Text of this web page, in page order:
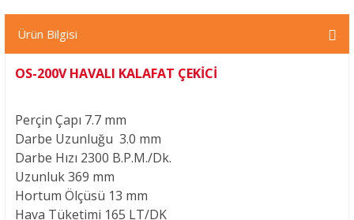
Ürün Bilgisi
OS-200V HAVALI KALAFAT ÇEKİCİ
Perçin Çapı 7.7 mm
Darbe Uzunluğu 3.0 mm
Darbe Hızı 2300 B.P.M./Dk.
Uzunluk369 mm
Hortum Ölçüsü 13 mm
Hava Tüketimi 165 LT/DK